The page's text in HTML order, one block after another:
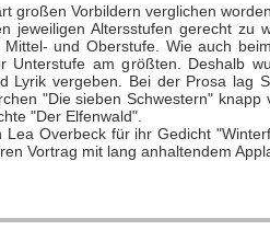
großen Vorbildern verglichen
jeweiligen Altersstufen gerecht zu
und Oberstufe. Wie auch
Unterstufe am größten. Deshalb
Lyrik vergeben. Bei der Prosa lag
"Die sieben Schwestern"
"Der Elfenwald".
Lea Overbeck für ihr Gedicht
Vortrag mit lang anhaltendem